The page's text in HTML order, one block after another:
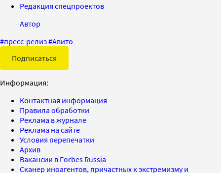
Редакция спецпроектов
Автор
#пресс-релиз#Авито
Подписаться
Информация:
Контактная информация
Правила обработки
Реклама в журнале
Реклама на сайте
Условия перепечатки
Архив
Вакансии в Forbes Russia
Сканер иноагентов, причастных к экстремизму и